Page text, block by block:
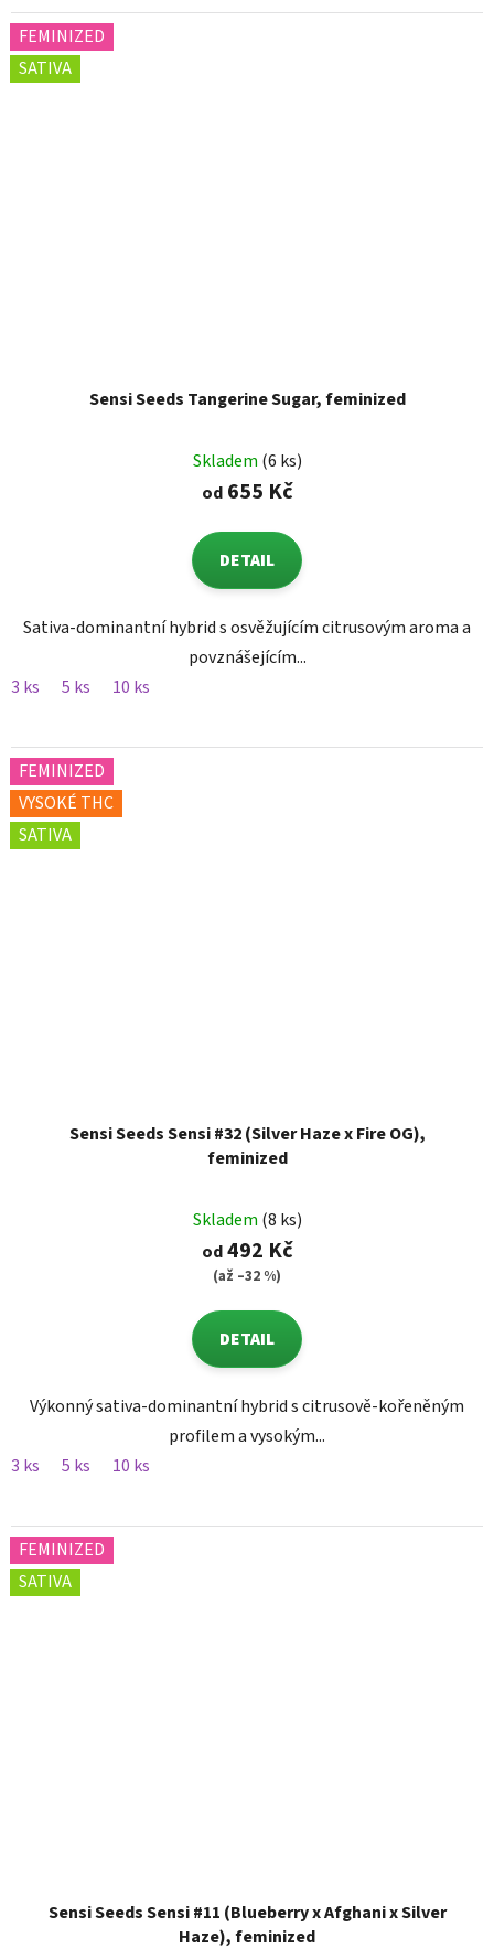
FEMINIZED
SATIVA
Sensi Seeds Tangerine Sugar, feminized
Skladem (6 ks)
od655 Kč
DETAIL
Sativa-dominantní hybrid s osvěžujícím citrusovým aroma a
povznášejícím...
3 ks
5 ks 10 ks
FEMINIZED
VYSOKÉ THC
SATIVA
Sensi Seeds Sensi #32 (Silver Haze x Fire OG),
feminized
Skladem (8 ks)
od492 Kč
(až –32 %)
DETAIL
Výkonný sativa-dominantní hybrid s citrusově-kořeněným
profilem a vysokým...
3 ks
5 ks 10 ks
FEMINIZED
SATIVA
Sensi Seeds Sensi #11 (Blueberry x Afghani x Silver
Haze), feminized